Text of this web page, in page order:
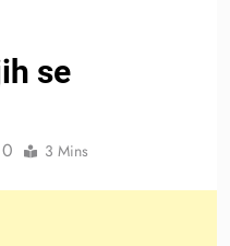
se
0 3 Mins